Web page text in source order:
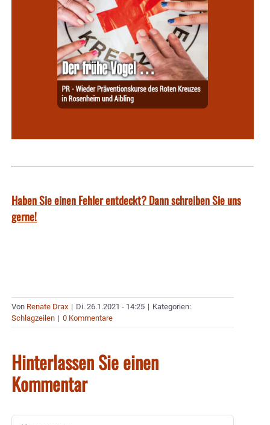
Haben Sie einen Fehler entdeckt? Dann schreiben Sie uns
gerne!
Von Renate Drax | Di. 26.1.2021 - 14:25 | Kategorien:
Schlagzeilen | 0 Kommentare
Hinterlassen Sie einen
Kommentar